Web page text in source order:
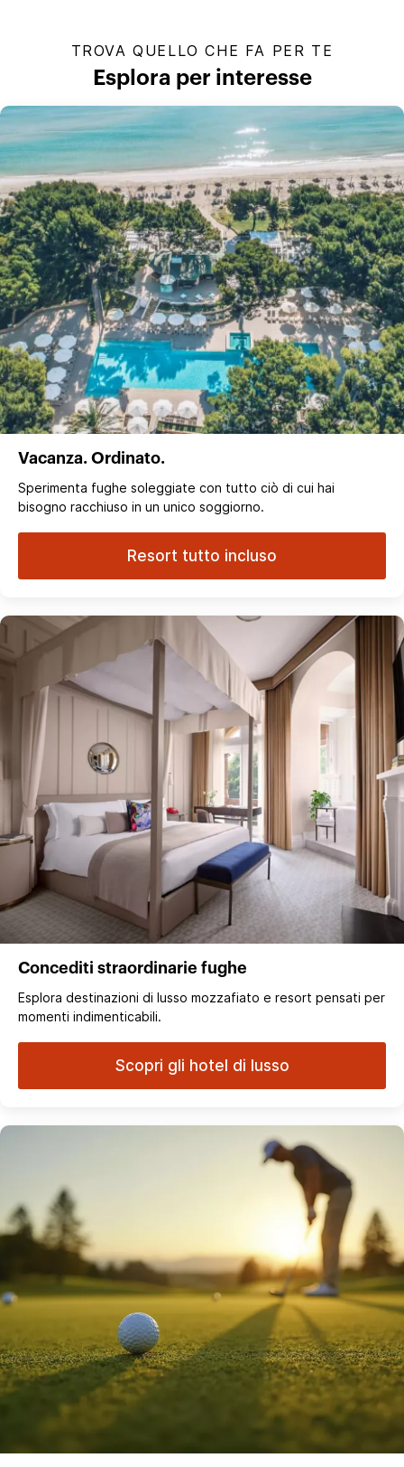
TROVA QUELLO CHE FA PER TE
Esplora per interesse
Vacanza. Ordinato.
Sperimenta fughe soleggiate con tutto ciò di cui hai
bisogno racchiuso in un unico soggiorno.
Resort tutto incluso
Concediti straordinarie fughe
Esplora destinazioni di lusso mozzafiato e resort pensati per
momenti indimenticabili.
Scopri gli hotel di lusso